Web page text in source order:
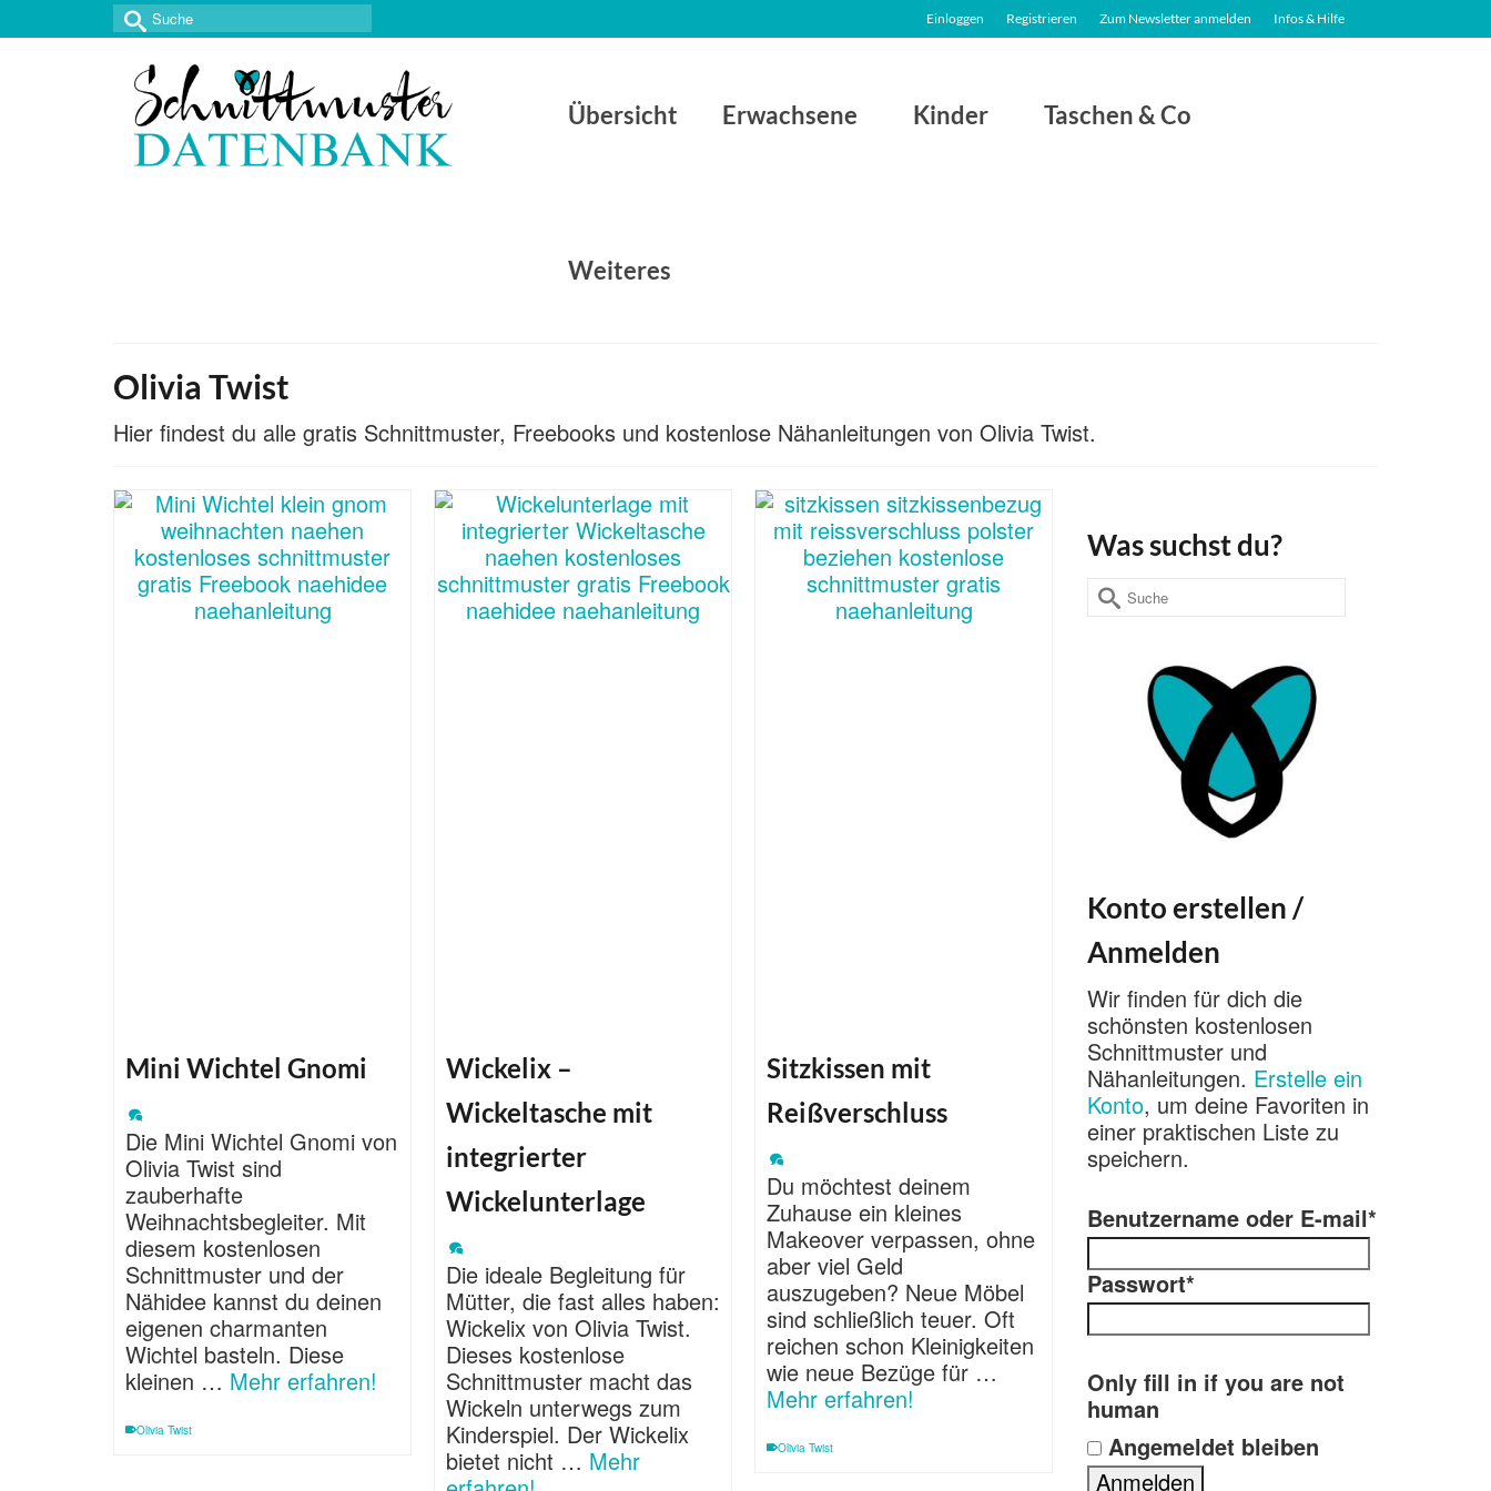
Einloggen Registrieren Zum Newsletter anmelden Infos & Hilfe
Suche
nach:
Übersicht Erwachsene Kinder Taschen & Co
Weiteres
Olivia Twist
Hier findest du alle gratis Schnittmuster, Freebooks und kostenlose Nähanleitungen von Olivia Twist.
Mini Wichtel Gnomi
Die Mini Wichtel Gnomi von
Olivia Twist sind
zauberhafte
Weihnachtsbegleiter. Mit
diesem kostenlosen
Schnittmuster und der
Nähidee kannst du deinen
eigenen charmanten
Wichtel basteln. Diese
kleinen … Mehr erfahren!
Olivia Twist
Wickelix –
Wickeltasche mit
integrierter
Wickelunterlage
Die ideale Begleitung für
Mütter, die fast alles haben:
Wickelix von Olivia Twist.
Dieses kostenlose
Schnittmuster macht das
Wickeln unterwegs zum
Kinderspiel. Der Wickelix
bietet nicht … Mehr
Sitzkissen mit
Reißverschluss
Du möchtest deinem
Zuhause ein kleines
Makeover verpassen, ohne
aber viel Geld
auszugeben? Neue Möbel
sind schließlich teuer. Oft
reichen schon Kleinigkeiten
wie neue Bezüge für …
Mehr erfahren!
Olivia Twist
Was suchst du?
Suche
nach:
Konto erstellen /
Anmelden
Wir finden für dich die
schönsten kostenlosen
Schnittmuster und
Nähanleitungen. Erstelle ein
Konto, um deine Favoriten in
einer praktischen Liste zu
speichern.
Benutzername oder E-mail*
Passwort*
Only fill in if you are not
human
Angemeldet bleiben